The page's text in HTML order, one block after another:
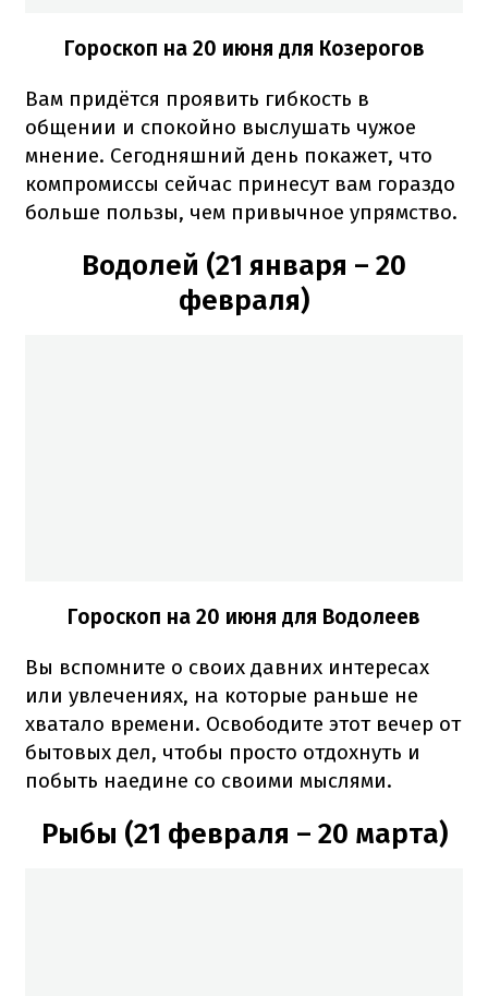
Гороскоп на 20 июня для Козерогов
Вам придётся проявить гибкость в
общении и спокойно выслушать чужое
мнение. Сегодняшний день покажет, что
компромиссы сейчас принесут вам гораздо
больше пользы, чем привычное упрямство.
Водолей (21 января – 20
февраля)
Гороскоп на 20 июня для Водолеев
Вы вспомните о своих давних интересах
или увлечениях, на которые раньше не
хватало времени. Освободите этот вечер от
бытовых дел, чтобы просто отдохнуть и
побыть наедине со своими мыслями.
Рыбы (21 февраля – 20 марта)